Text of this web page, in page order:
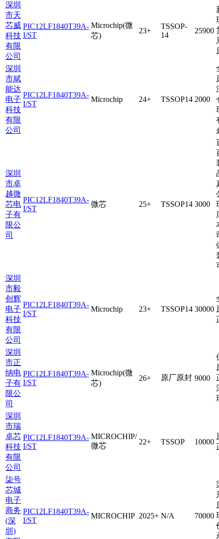
深圳
市天
芯威
科技
有限
公司
PIC12LF1840T39A-
I/ST
Microchip(微
芯)
23+
TSSOP-
14
25900
深圳
市斌
能达
电子
科技
有限
公司
PIC12LF1840T39A-
I/ST
Microchip 24+ TSSOP14 2000
深圳
市卓
越微
芯电
子有
限公
司
PIC12LF1840T39A-
I/ST
微芯 25+ TSSOP14 3000
深圳
市毅
创辉
电子
科技
有限
公司
PIC12LF1840T39A-
I/ST
Microchip 23+ TSSOP14 30000
深圳
市正
纳电
子有
限公
司
PIC12LF1840T39A-
I/ST
Microchip(微
芯)
26+ 原厂原封 9000
深圳
市瑞
卓芯
科技
有限
公司
PIC12LF1840T39A-
I/ST
MICROCHIP/
微芯
22+ TSSOP 10000
柒号
芯城
电子
商务
(深
圳)
PIC12LF1840T39A-
I/ST
MICROCHIP 2025+ N/A 70000